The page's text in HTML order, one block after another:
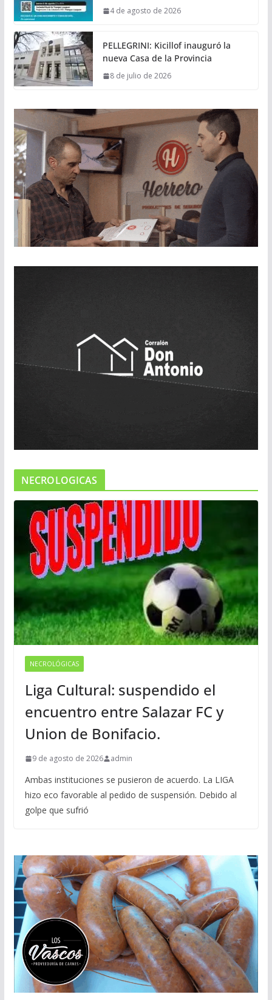
4 de agosto de 2026
PELLEGRINI: Kicillof inauguró la
nueva Casa de la Provincia
8 de julio de 2026
NECROLOGICAS
NECROLÓGICAS
Liga Cultural: suspendido el
encuentro entre Salazar FC y
Union de Bonifacio.
9 de agosto de 2026 admin
Ambas instituciones se pusieron de acuerdo. La LIGA
hizo eco favorable al pedido de suspensión. Debido al
golpe que sufrió